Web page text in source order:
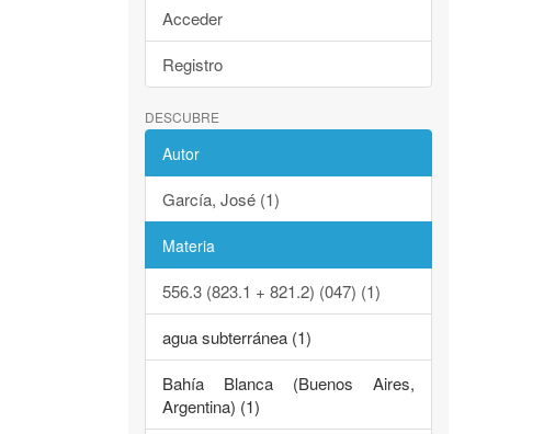
Acceder
Registro
DESCUBRE
Autor
García, José (1)
Materia
556.3 (823.1 + 821.2) (047) (1)
agua subterránea (1)
Bahía Blanca (Buenos Aires,
Argentina) (1)